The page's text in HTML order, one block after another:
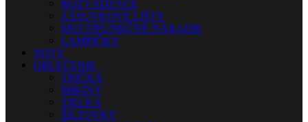
ROZVÁDZAČE
ZÁSUVKOVÉ LIŠTY
MULTIFUNKČNÉ NÁRADIE
LAMPIČKY
NOTY
OBLEČENIE
TRIČKÁ
MIKINY
TIELKA
ŠILTOVKY